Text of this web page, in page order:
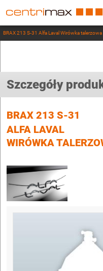
BRAX 213 S-31 Alfa Laval Wirówka
Szczegóły
BRAX 213 S-31
ALFA LAVAL
WIRÓWKA